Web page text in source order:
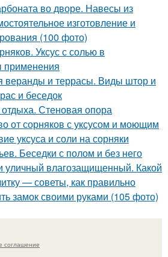
во дворе. Навесы из
изготовление и
(100 фото)
Уксус с солью в
применения
веранды и террасы. Виды штор и
и беседок
Стеновая опора
от сорняков с уксусом и моющим
уксуса и соли на сорняки
Беседки с полом и без него
уличный влагозащищенный. Какой
— советы, как правильно
замок своими руками (105 фото)
соглашение